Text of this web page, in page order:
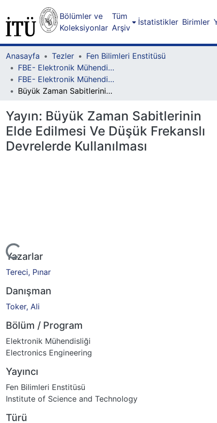
Bölümler ve
Koleksiyonlar
Tüm
Arşiv
İstatistikler Birimler
Anasayfa Tezler
Fen Bilimleri Enstitüsü
FBE- Elektronik Mühendisliği Lisansüstü Programı
FBE- Elektronik Mühendisliği Lisansüstü Programı - Yüksek Lisans
Büyük Zaman Sabitlerinin Elde Edilmesi Ve Düşük Frekanslı Devrelerde Kullanılması
Yayın: Büyük Zaman Sabitlerinin
Elde Edilmesi Ve Düşük Frekanslı
Devrelerde Kullanılması
Yükleniyor...
Yazarlar
Tereci, Pınar
Danışman
Toker, Ali
Bölüm / Program
Elektronik Mühendisliği
Electronics Engineering
Yayıncı
Fen Bilimleri Enstitüsü
Institute of Science and Technology
Türü